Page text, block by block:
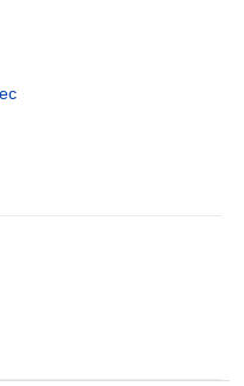
e affidabili.